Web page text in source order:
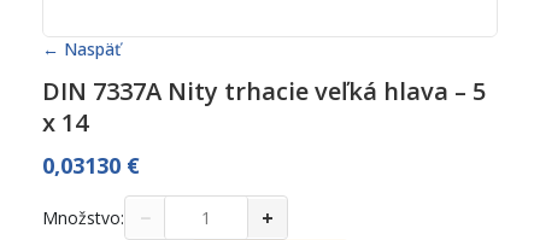
← Naspäť
DIN 7337A Nity trhacie veľká hlava – 5
x 14
0,03130 €
Množstvo: − +